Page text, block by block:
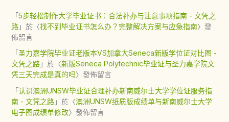
「5步轻松制作大学毕业证书：合法补办与注意事项指南 - 文凭之
路」於〈找不到毕业证书怎么办？完整解决方案与应急指南〉發
佈留言
「圣力嘉学院毕业证老版本VS加拿大Seneca新版学位证对比图 -
文凭之路」於〈新版Seneca Polytechnic毕业证与圣力嘉学院文
凭三天完成是真的吗〉發佈留言
「认识澳洲UNSW毕业证合理补办新南威尔士大学学位证服务指
南 - 文凭之路」於〈澳洲UNSW纸质版成绩单与新南威尔士大学
电子图成绩单修改〉發佈留言